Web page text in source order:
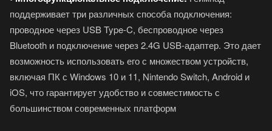
поддерживает три различных способа подключения:
проводное через USB Type-C, беспроводное через
Bluetooth и подключение через 2.4G USB-адаптер. Это дает
возможность использовать его с множеством устройств,
включая ПК с Windows 10 и 11, Nintendo Switch, Android и
iOS, что гарантирует удобство и совместимость с
большинством современных платформ